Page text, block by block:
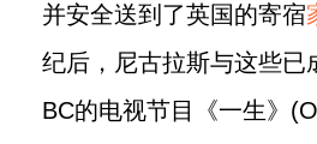
并安全送到了英国的寄宿
纪后，尼古拉斯与这些已
BC的电视节目《一生》